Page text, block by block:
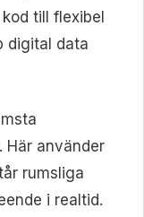
till flexibel
digital data
Här använder
rumsliga
i realtid.